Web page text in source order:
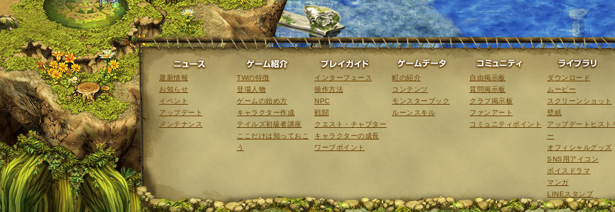
ニュース
最新情報
お知らせ
イベント
アップデート
メンテナンス
ゲーム紹介
TWの特徴
登場人物
ゲームの始め方
キャラクター作成
テイルズ初級者講座
ここだけは知っておこ
う
プレイガイド
インターフェース
操作方法
NPC
戦闘
クエスト・チャプター
キャラクターの成長
ワープポイント
ゲームデータ
町の紹介
コンテンツ
モンスターブック
ルーンスキル
コミュニティ
自由掲示板
質問掲示板
クラブ掲示板
ファンアート
コミュニティポイント
ダウンロード
ムービー
スクリーンショット
壁紙
アップデートヒスト
ー
オフィシャルグッズ
SNS用アイコン
ボイスドラマ
マンガ
LINEスタンプ